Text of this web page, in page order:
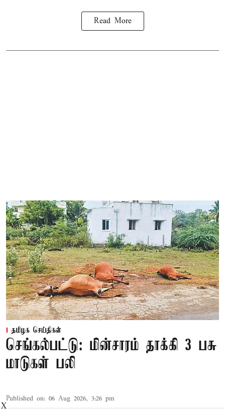
Read More
தமிழக செய்திகள்
செங்கல்பட்டு: மின்சாரம் தாக்கி 3 பசு
மாடுகள் பலி
Published on: 06 Aug 2026, 3:26 pm
X